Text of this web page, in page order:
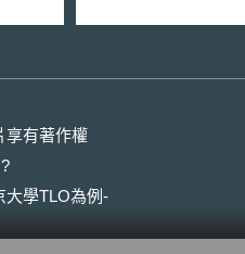
01：
營
下：
路上
至
駛輔
安全
享有著作權
大學TLO為例-